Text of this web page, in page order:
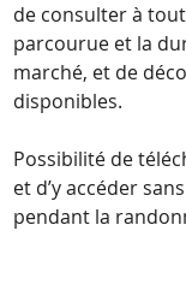
de consulter à
parcourue et la
marché, et de
disponibles.
Possibilité de
et d’y accéder
pendant la